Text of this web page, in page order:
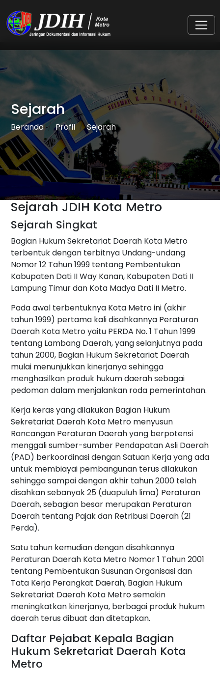
Sejarah
Beranda Profil Sejarah
Sejarah JDIH Kota Metro
Sejarah Singkat
Bagian Hukum Sekretariat Daerah Kota Metro
terbentuk dengan terbitnya Undang-undang
Nomor 12 Tahun 1999 tentang Pembentukan
Kabupaten Dati II Way Kanan, Kabupaten Dati II
Lampung Timur dan Kota Madya Dati II Metro.
Pada awal terbentuknya Kota Metro ini (akhir
tahun 1999) pertama kali disahkannya Peraturan
Daerah Kota Metro yaitu PERDA No. 1 Tahun 1999
tentang Lambang Daerah, yang selanjutnya pada
tahun 2000, Bagian Hukum Sekretariat Daerah
mulai menunjukkan kinerjanya sehingga
menghasilkan produk hukum daerah sebagai
pedoman dalam menjalankan roda pemerintahan.
Kerja keras yang dilakukan Bagian Hukum
Sekretariat Daerah Kota Metro menyusun
Rancangan Peraturan Daerah yang berpotensi
menggali sumber-sumber Pendapatan Asli Daerah
(PAD) berkoordinasi dengan Satuan Kerja yang ada
untuk membiayai pembangunan terus dilakukan
sehingga sampai dengan akhir tahun 2000 telah
disahkan sebanyak 25 (duapuluh lima) Peraturan
Daerah, sebagian besar merupakan Peraturan
Daerah tentang Pajak dan Retribusi Daerah (21
Perda).
Satu tahun kemudian dengan disahkannya
Peraturan Daerah Kota Metro Nomor 1 Tahun 2001
tentang Pembentukan Susunan Organisasi dan
Tata Kerja Perangkat Daerah, Bagian Hukum
Sekretariat Daerah Kota Metro semakin
meningkatkan kinerjanya, berbagai produk hukum
daerah terus dibuat dan ditetapkan.
Daftar Pejabat Kepala Bagian
Hukum Sekretariat Daerah Kota
Metro